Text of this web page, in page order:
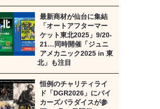
最新商材が仙台に集結
「オートアフターマー
ケット東北2025」9/20-
21…同時開催「ジュニ
アメカニック2025 in 東
北」も注目
恒例のチャリティライ
ド「DGR2026」にバイ
カーズパラダイスが参